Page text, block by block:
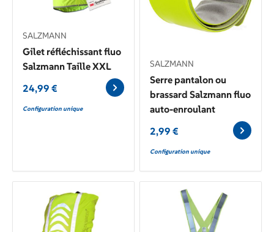
SALZMANN
Gilet réfléchissant fluo
Salzmann Taille XXL
24,99 €
Configuration unique
SALZMANN
Serre pantalon ou
brassard Salzmann fluo
auto-enroulant
2,99 €
Configuration unique